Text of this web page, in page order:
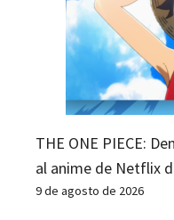
THE ONE PIECE:
al anime de Netflix
9 de agosto de 2026